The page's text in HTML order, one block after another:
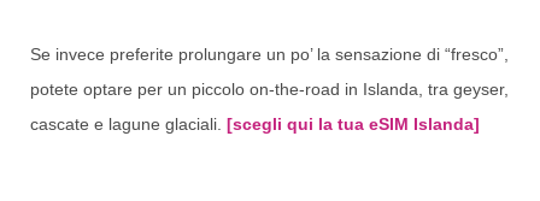
Se invece preferite prolungare un po’ la sensazione di “fresco”,
potete optare per un piccolo on-the-road in Islanda, tra geyser,
cascate e lagune glaciali. [scegli qui la tua eSIM Islanda]